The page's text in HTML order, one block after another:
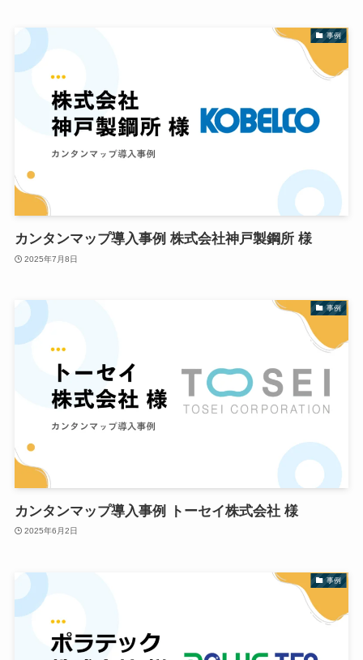
事例
カンタンマップ導入事例 株式会社神戸製鋼所 様
2025年7月8日
事例
カンタンマップ導入事例 トーセイ株式会社 様
2025年6月2日
事例